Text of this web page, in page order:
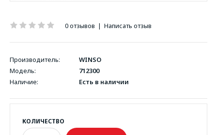
0 отзывов | Написать отзыв
Производитель:
WINSO
Модель:
712300
Наличие:
Есть в наличии
КОЛИЧЕСТВО